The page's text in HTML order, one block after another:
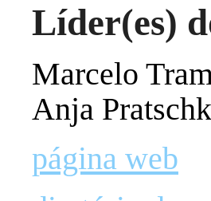
Líder(es)
Marcelo
Anja
página web